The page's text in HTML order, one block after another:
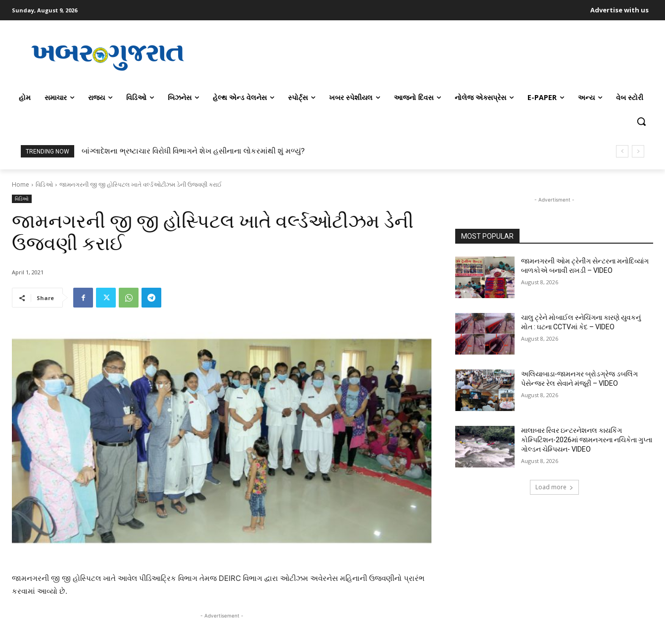
Sunday, August 9, 2026 Advertise with us
હોમ સમાચાર રાજ્ય વિડિઓ બિઝનેસ હેલ્થ એન્ડ વેલનેસ સ્પોર્ટ્સ ખબર સ્પેશીયલ આજનો દિવસ નોલેજ એક્સપ્રેસ E-PAPER અન્ય વેબ સ્ટોરી
TRENDING NOW ટોપર્સ કોમ્પ્યુટર સાયન્સ અને AI કરતાં સિવિલ એન્જિનિયરિંગ કેમ પસંદ કરી રહ્યા છે? IITનો ટ્રેન્ડ બદલાઈ ગયો છે
બાંગ્લાદેશના ભ્રષ્ટાચાર વિરોધી વિભાગને શેખ હસીનાના લોકરમાંથી શું મળ્યું?
Home વિડિઓ જામનગરની જી જી હોસ્પિટલ ખાતે વર્લ્ડઓટીઝમ ડેની ઉજવણી કરાઈ
વિડિઓ
જામનગરની જી જી હોસ્પિટલ ખાતે વર્લ્ડઓટીઝમ ડેની
ઉજવણી કરાઈ
April 1, 2021
Share
જામનગરની જી જી હોસ્પિટલ ખાતે આવેલ પીડિઆટ્રિક વિભાગ તેમજ DEIRC વિભાગ દ્વારા ઓટીઝમ અવેરનેસ મહિનાની ઉજવણીનો પ્રારંભ
કરવામાં આવ્યો છે.
- Advertisement -
- Advertisment -
MOST POPULAR
જામનગરની ઓમ ટ્રેનીંગ સેન્ટરના મનોદિવ્યાંગ
બાળકોએ બનાવી રાખડી – VIDEO
August 8, 2026
ચાલુ ટ્રેને મોબાઈલ સ્નેચિંગના કારણે યુવકનું
મોત : ઘટના CCTVમાં કેદ – VIDEO
August 8, 2026
અલિયાબાડા-જામનગર બ્રોડગ્રેજ ડબલિંગ
પેસેન્જર રેલ સેવાને મંજૂરી – VIDEO
August 8, 2026
માલાબાર રિવર ઇન્ટરનેશનલ કાયકિંગ
કોમ્પિટિશન-2026માં જામનગરના નચિકેતા ગુપ્તા
ગોલ્ડન ચેમ્પિયન- VIDEO
August 8, 2026
Load more